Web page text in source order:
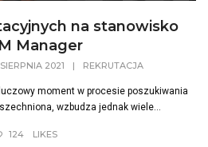
na stanowisko
Manager
2021 | REKRUTACJA
moment w procesie poszukiwania
wzbudza jednak wiele...
124 LIKES